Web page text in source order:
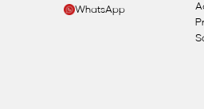
WhatsApp